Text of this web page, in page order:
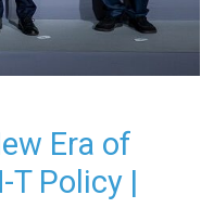
Era of
T Policy |